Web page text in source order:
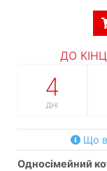
ДО
4
ДНІ
Що
односімейний